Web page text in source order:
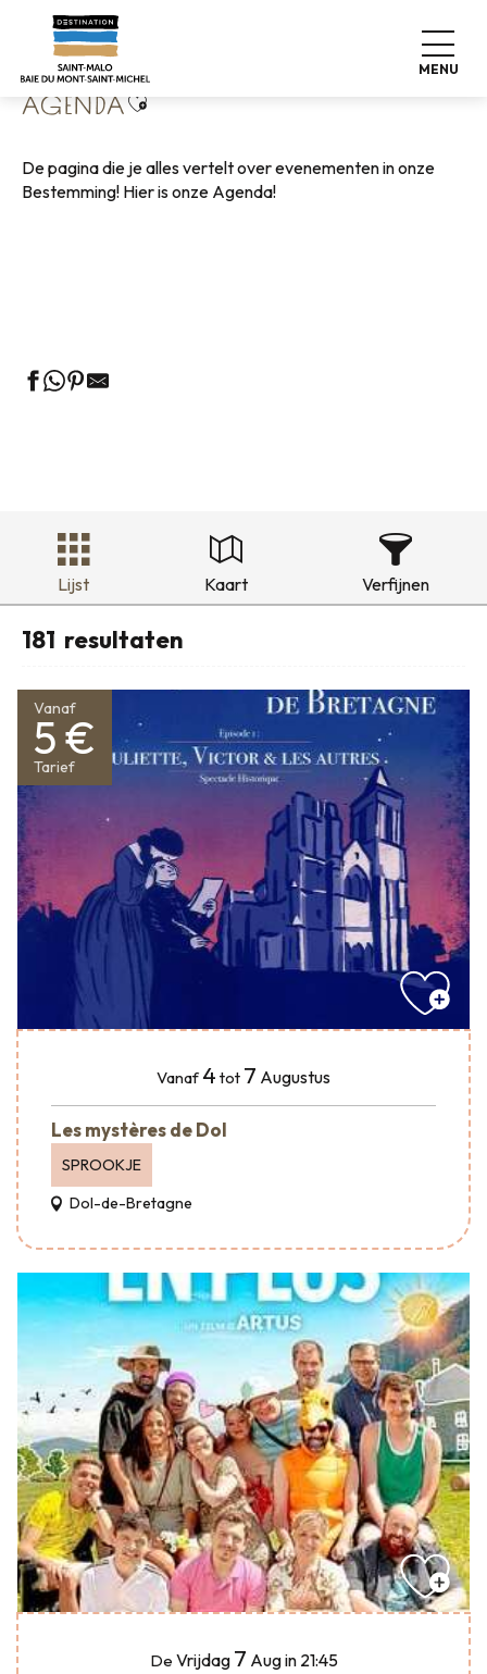
contenu
principal
MENU
Home Wonen zoals thuis
AGENDAAjouter aux favoris
De pagina die je alles vertelt over evenementen in onze
Bestemming! Hier is onze Agenda!
Lijst Kaart Verfijnen
181 resultaten
Vanaf
5 €
Tarief
Vanaf4 tot 7 Augustus
Les mystères de Dol
SPROOKJE
Dol-de-Bretagne
De Vrijdag 7 Augin 21:45